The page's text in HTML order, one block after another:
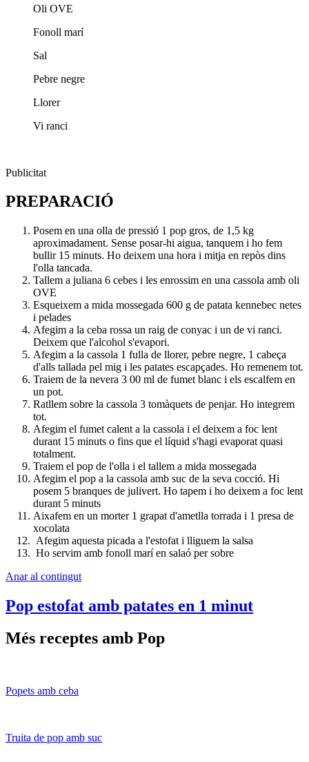
Oli OVE
Fonoll marí
Sal
Pebre negre
Llorer
Vi ranci
Publicitat
PREPARACIÓ
Posem en una olla de pressió 1 pop gros, de 1,5 kg
aproximadament. Sense posar-hi aigua, tanquem i ho fem
bullir 15 minuts. Ho deixem una hora i mitja en repòs dins
l'olla tancada.
Tallem a juliana 6 cebes i les enrossim en una cassola amb oli
OVE
Esqueixem a mida mossegada 600 g de patata kennebec netes
i pelades
Afegim a la ceba rossa un raig de conyac i un de vi ranci.
Deixem que l'alcohol s'evapori.
Afegim a la cassola 1 fulla de llorer, pebre negre, 1 cabeça
d'alls tallada pel mig i les patates escapçades. Ho remenem tot.
Traiem de la nevera 3 00 ml de fumet blanc i els escalfem en
un pot.
Ratllem sobre la cassola 3 tomàquets de penjar. Ho integrem
tot.
Afegim el fumet calent a la cassola i el deixem a foc lent
durant 15 minuts o fins que el líquid s'hagi evaporat quasi
totalment.
Traiem el pop de l'olla i el tallem a mida mossegada
Afegim el pop a la cassola amb suc de la seva cocció. Hi
posem 5 branques de julivert. Ho tapem i ho deixem a foc lent
durant 5 minuts
Aixafem en un morter 1 grapat d'ametlla torrada i 1 presa de
xocolata
Afegim aquesta picada a l'estofat i lliguem la salsa
Ho servim amb fonoll marí en salaó per sobre
Anar al contingut
Pop estofat amb patates en 1 minut
Més receptes amb Pop
Popets amb ceba
Truita de pop amb suc